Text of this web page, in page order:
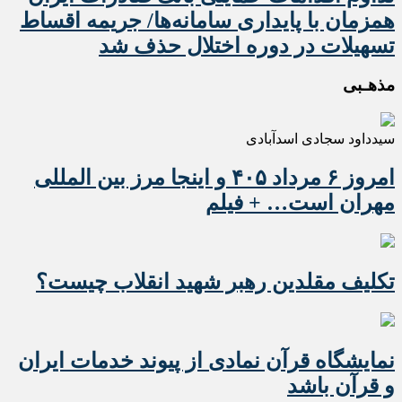
همزمان با پایداری سامانه‌ها/ جریمه اقساط
تسهیلات در دوره اختلال حذف شد
مذهـبی
سیدداود سجادی اسدآبادی
امروز ۶ مرداد ۴۰۵ و اینجا مرز بین المللی
مهران است… + فیلم
تکلیف مقلدین رهبر شهید انقلاب چیست؟
نمایشگاه قرآن نمادی از پیوند خدمات ایران
و قرآن باشد